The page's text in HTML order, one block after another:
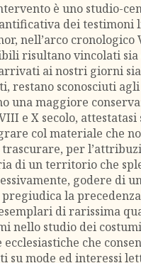
è uno studio-
dei
nell’arco cronologico
risultano vincolati sia
ai nostri giorni
restano sconosciuti
una maggiore
e X secolo, attestatasi
col materiale che
per
di un territorio che
godere di
la
di rarissima
nello studio dei
che
su mode ed interessi